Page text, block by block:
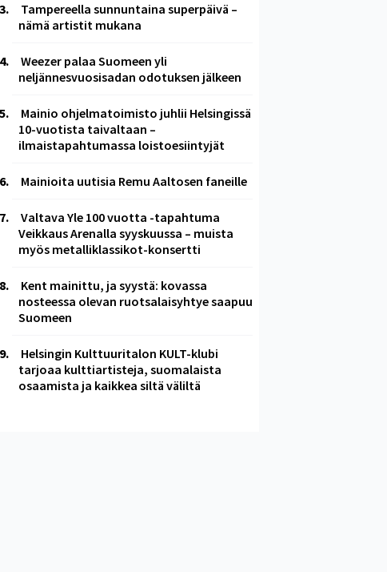
Tampereella sunnuntaina superpäivä –
nämä artistit mukana
Weezer palaa Suomeen yli
neljännesvuosisadan odotuksen jälkeen
Mainio ohjelmatoimisto juhlii Helsingissä
10-vuotista taivaltaan –
ilmaistapahtumassa loistoesiintyjät
Mainioita uutisia Remu Aaltosen faneille
Valtava Yle 100 vuotta -tapahtuma
Veikkaus Arenalla syyskuussa – muista
myös metalliklassikot-konsertti
Kent mainittu, ja syystä: kovassa
nosteessa olevan ruotsalaisyhtye saapuu
Suomeen
Helsingin Kulttuuritalon KULT-klubi
tarjoaa kulttiartisteja, suomalaista
osaamista ja kaikkea siltä väliltä